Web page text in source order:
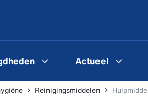
Actueel
Reinigingsmiddelen